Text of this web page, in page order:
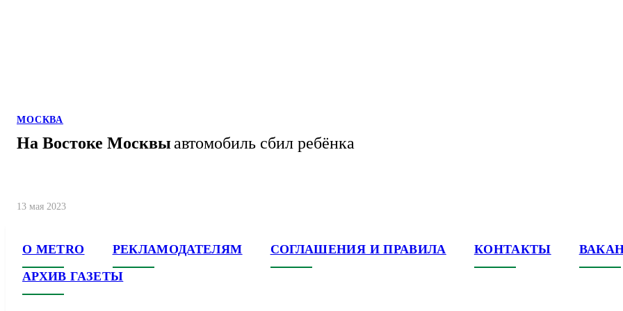
МОСКВА
На Востоке Москвыавтомобиль сбил ребёнка
13 мая 2023
О METRO РЕКЛАМОДАТЕЛЯМ СОГЛАШЕНИЯ И ПРАВИЛА КОНТАКТЫ
АРХИВ ГАЗЕТЫ